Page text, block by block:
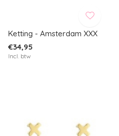
Ketting - Amsterdam XXX
€34,95
Incl. btw